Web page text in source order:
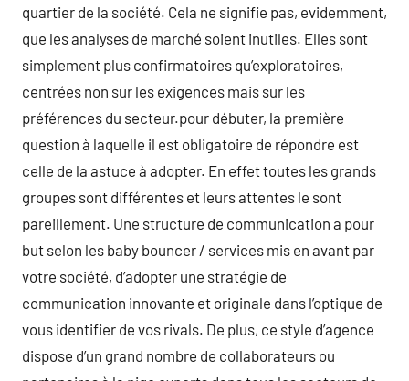
quartier de la société. Cela ne signifie pas, evidemment,
que les analyses de marché soient inutiles. Elles sont
simplement plus confirmatoires qu’exploratoires,
centrées non sur les exigences mais sur les
préférences du secteur.pour débuter, la première
question à laquelle il est obligatoire de répondre est
celle de la astuce à adopter. En effet toutes les grands
groupes sont différentes et leurs attentes le sont
pareillement. Une structure de communication a pour
but selon les baby bouncer / services mis en avant par
votre société, d’adopter une stratégie de
communication innovante et originale dans l’optique de
vous identifier de vos rivals. De plus, ce style d’agence
dispose d’un grand nombre de collaborateurs ou